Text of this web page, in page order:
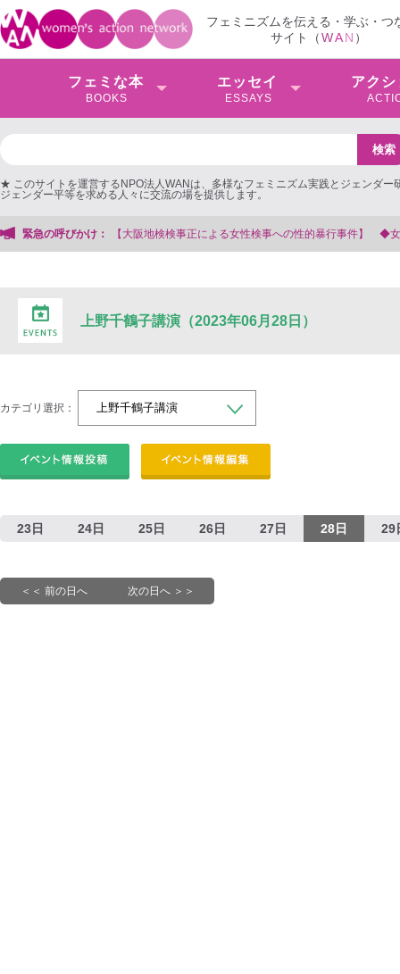
フェミニズムを伝える・学ぶ・つ
サイト（WAN ）
フェミな本
BOOKS
エッセイ
ESSAYS
アクシ
★ このサイトを運営するNPO法人WANは、多様なフェミニズム実践とジェンダー
ジェンダー平等を求める人々に交流の場を提供します。
緊急の呼びかけ：
阪地検検事正による女性検事への性的暴行事件】 ◆女性検事を支援する会事務
上野千鶴子講演（2023年06月28日）
カテゴリ選択：
23日 24日 25日 26日 27日 28日 29
＜＜ 前の日へ 次の日へ ＞＞